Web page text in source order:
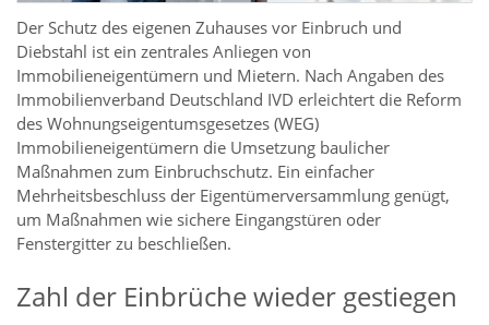
Der Schutz des eigenen Zuhauses vor Einbruch und
Diebstahl ist ein zentrales Anliegen von
Immobilieneigentümern und Mietern. Nach Angaben des
Immobilienverband Deutschland IVD erleichtert die Reform
des Wohnungseigentumsgesetzes (WEG)
Immobilieneigentümern die Umsetzung baulicher
Maßnahmen zum Einbruchschutz. Ein einfacher
Mehrheitsbeschluss der Eigentümerversammlung genügt,
um Maßnahmen wie sichere Eingangstüren oder
Fenstergitter zu beschließen.
Zahl der Einbrüche wieder gestiegen